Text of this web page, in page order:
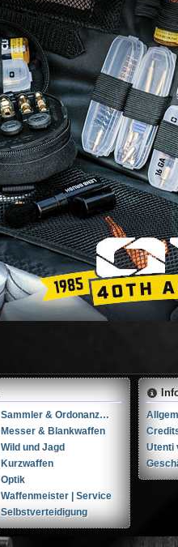
Sammler & Ordonanzwaffen
Messer & Blankwaffen
Wild und Jagd
Kurzwaffen
Optik
Waffenmeister | Service
Selbstverteidigung